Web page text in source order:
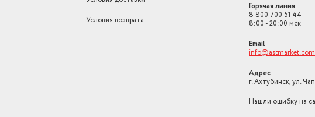
от электрической сети
2
Китай
Условия возврата
Горячая линия
8 800 700 51 44
8:00 - 20:00 мск
Email
info@astmarket.com
Адрес
г. Ахтубинск, ул.
Нашли ошибку на